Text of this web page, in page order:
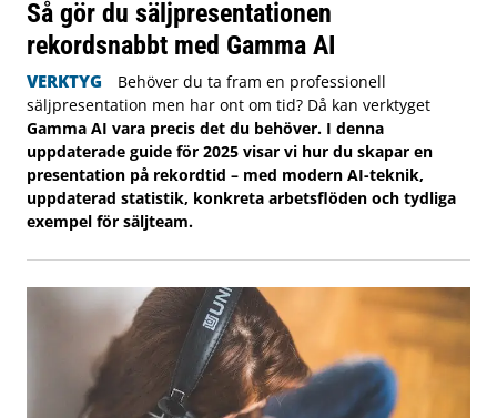
Så gör du säljpresentationen
rekordsnabbt med Gamma AI
VERKTYG
Behöver du ta fram en professionell
säljpresentation men har ont om tid? Då kan verktyget
Gamma AI vara precis det du behöver. I denna
uppdaterade guide för 2025 visar vi hur du skapar en
presentation på rekordtid – med modern AI-teknik,
uppdaterad statistik, konkreta arbetsflöden och tydliga
exempel för säljteam.